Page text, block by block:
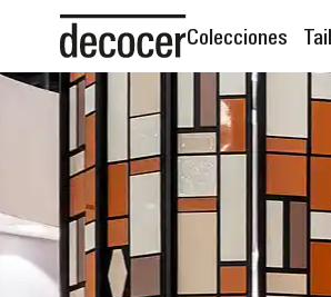
Colecciones